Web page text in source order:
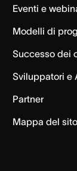
Eventi e
Modelli di
Successo dei
Sviluppatori e
Partner
Mappa del sito